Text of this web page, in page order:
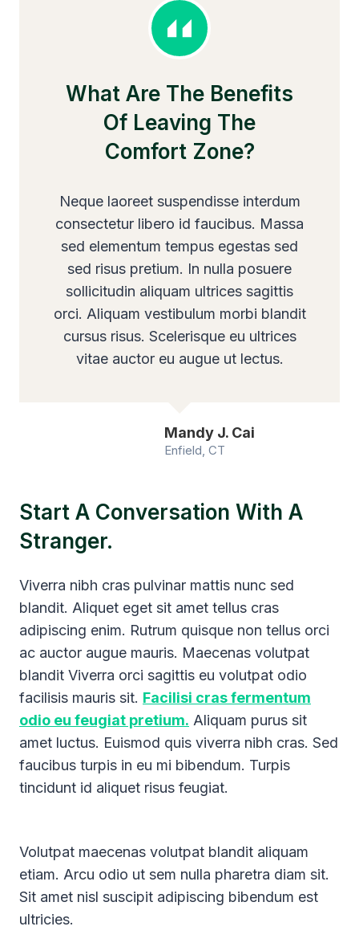
What Are The Benefits
Of Leaving The
Comfort Zone?
Neque laoreet suspendisse interdum
consectetur libero id faucibus. Massa
sed elementum tempus egestas sed
sed risus pretium. In nulla posuere
sollicitudin aliquam ultrices sagittis
orci. Aliquam vestibulum morbi blandit
cursus risus. Scelerisque eu ultrices
vitae auctor eu augue ut lectus.
Mandy J. Cai
Enfield, CT
Start A Conversation With A
Stranger.
Viverra nibh cras pulvinar mattis nunc sed
blandit. Aliquet eget sit amet tellus cras
adipiscing enim. Rutrum quisque non tellus orci
ac auctor augue mauris. Maecenas volutpat
blandit Viverra orci sagittis eu volutpat odio
facilisis mauris sit. Facilisi cras fermentum
odio eu feugiat pretium. Aliquam purus sit
amet luctus. Euismod quis viverra nibh cras. Sed
faucibus turpis in eu mi bibendum. Turpis
tincidunt id aliquet risus feugiat.
Volutpat maecenas volutpat blandit aliquam
etiam. Arcu odio ut sem nulla pharetra diam sit.
Sit amet nisl suscipit adipiscing bibendum est
ultricies.